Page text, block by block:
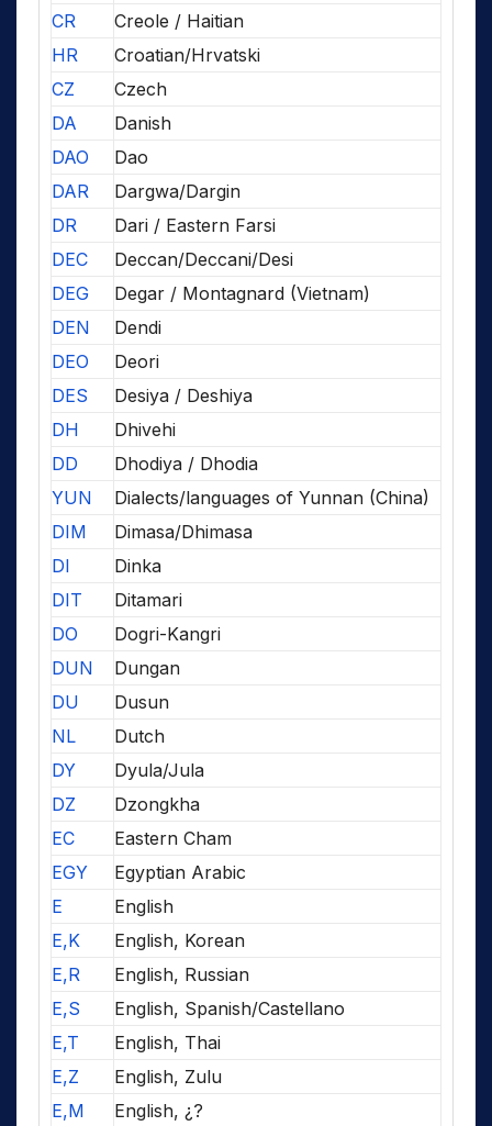
CR
Creole / Haitian
HR
Croatian/Hrvatski
CZ
Czech
DA
Danish
DAO
Dao
DAR
Dargwa/Dargin
DR
Dari / Eastern Farsi
DEC
Deccan/Deccani/Desi
DEG
Degar / Montagnard (Vietnam)
DEN
Dendi
DEO
Deori
DES
Desiya / Deshiya
DH
Dhivehi
DD
Dhodiya / Dhodia
YUN
Dialects/languages of Yunnan (China)
DIM
Dimasa/Dhimasa
DI
Dinka
DIT
Ditamari
DO
Dogri-Kangri
DUN
Dungan
DU
Dusun
NL
Dutch
DY
Dyula/Jula
DZ
Dzongkha
EC
Eastern Cham
EGY
Egyptian Arabic
E
English
E,K
English, Korean
E,R
English, Russian
E,S
English, Spanish/Castellano
E,T
English, Thai
E,Z
English, Zulu
E,M
English, ¿?